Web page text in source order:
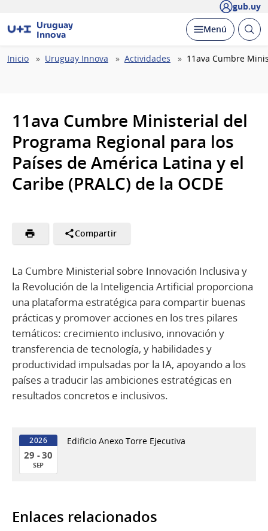
gub.uy
Uruguay
Innova
Desplegar
Menú Abrir
Ruta
Inicio Uruguay Innova Actividades 11ava Cumbre
11ava Cumbre Ministerial del
Programa Regional para los
Países de América Latina y el
Caribe (PRALC) de la OCDE
Compartir
La Cumbre Ministerial sobre Innovación Inclusiva y
la Revolución de la Inteligencia Artificial proporciona
una plataforma estratégica para compartir buenas
prácticas y promover acciones en los tres pilares
temáticos: crecimiento inclusivo, innovación y
transferencia de tecnología, y habilidades y
productividad impulsadas por la IA, apoyando a los
países a traducir las ambiciones estratégicas en
resultados concretos e inclusivos.
2026
29 - 30
SEP
30
de
Edificio Anexo Torre Ejecutiva
Enlaces relacionados